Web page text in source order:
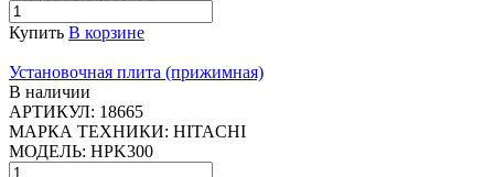
Купить В корзине
Установочная плита (прижимная)
В наличии
АРТИКУЛ: 18665
МАРКА ТЕХНИКИ: HITACHI
МОДЕЛЬ: HPK300